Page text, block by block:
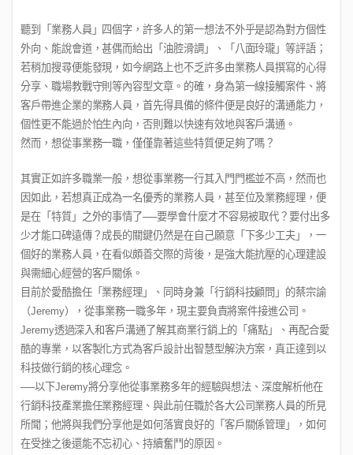
聽到「業務人員」四個字，許多人的第一想法不外乎是認為對方個性
外向、能說會道，甚偶而給出「油腔滑調」、「八面玲瓏」等評語；
若稍加搜尋便能發現，如今網路上也不乏許多由業務人員撰寫的心得
分享、職場教戰守則等內容型文章。的確，身為第一線接觸案件、將
客戶帶進企業的業務人員，首先得具備的條件便是良好的溝通能力，
個性更不能過於怕生內向，否則難以快速有效地與客戶溝通。
然而，想從事業務一職，僅僅靠著這些特質便足夠了嗎？
其實正如許多職業一般，想從事業務一行其入門門檻並不高，然而也
因如此，若想真正成為一名優秀的業務人員，甚至位及業務經理，便
是在「特質」之外的事情了──要學會什麼才不容易被取代？要付出多
少才能口碑遠傳？成長的關鍵仍然是在自己願意「下多少工夫」，一
個好的業務人員，在看似頗善交際的背後，是強大能抗壓的心理建設
與需細心經營的客戶關係。
目前於愛酷擔任「業務經理」、同時身兼「行銷科技顧問」的蔡宗諭
（Jeremy），從事業務一職多年，現主要負責將案件接進公司。
Jeremy透過深入和客戶溝通了解其商業行銷上的「痛點」、再配合愛
酷的專業，以客製化方式為客戶設計出智慧型解決方案，真正達到以
科技做行銷的核心理念。
──以下Jeremy將分享他從事業務多年的經驗與想法、深度解析他在
行銷科技產業擔任業務經理、與此前任職於各大公司業務人員的所見
所聞；他將與我們分享他是如何落實良好的「客戶關係管理」，如何
在受挫之後還能不忘初心、持續奮鬥的原因。